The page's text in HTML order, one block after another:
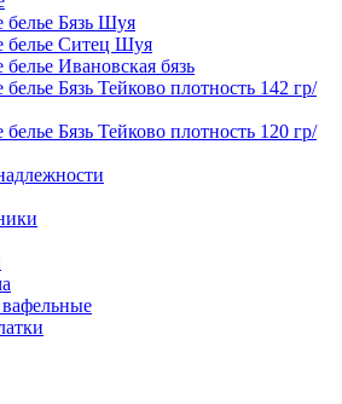
белье Бязь Шуя
белье Ситец Шуя
белье Ивановская бязь
белье Бязь Тейково плотность 142 гр/
белье Бязь Тейково плотность 120 гр/